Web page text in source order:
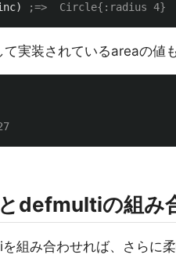
) ;=>  Circle{:radius 4}
実装されているareaの値
defmultiの組み
組み合わせれば、さらに